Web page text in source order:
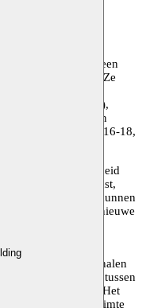
Venezuela) is een
in Brussel. Ze
de Koninklijke
(2011-13, BA),
(2012-15, MA), en
Arts in Brussel (2016-18,
Padilla een veelheid
beeldhouwkunst,
Deze expressies kunnen
om zo een nieuwe
fungeren
het zijn verhalen
overschrijden tussen
en tastbaar. Het
installaties—een ruimte